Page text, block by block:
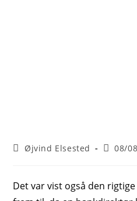
PostØjvind Elsested
Post08/
Det var vist også den